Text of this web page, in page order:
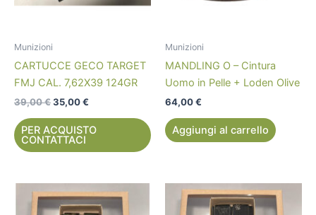
Munizioni
CARTUCCE GECO TARGET
FMJ CAL. 7,62X39 124GR
39,00€35,00€
PER ACQUISTO
CONTATTACI
Munizioni
MANDLING O – Cintura
Uomo in Pelle + Loden Olive
64,00€
Aggiungi al carrello